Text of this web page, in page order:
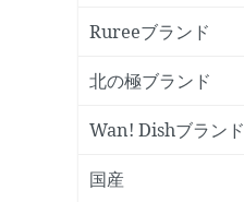
Rureeブランド
北の極ブランド
Wan! Dishブランド
国産